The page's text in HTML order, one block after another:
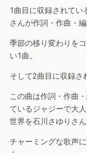
1曲目に収録されてい
さんが作詞・作曲・
季節の移り変わりを
い1曲。
そして2曲目に収録さ
この曲は作詞・作曲
ているジャジーで大
世界を石川さゆりさ
チャーミングな歌声